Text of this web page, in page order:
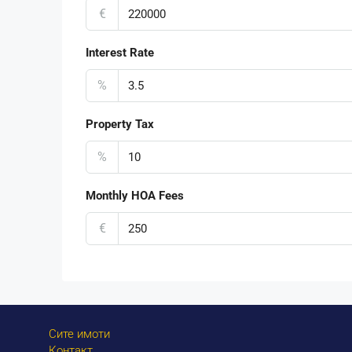
€
Interest Rate
%
Property Tax
%
Monthly HOA Fees
€
Сите имоти